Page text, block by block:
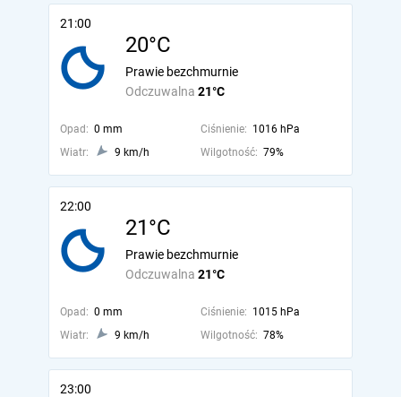
21:00
20°C
Odczuwalna 21°C
Prawie bezchmurnie
Opad: 0 mm Ciśnienie: 1016 hPa
Wiatr:
9 km/h Wilgotność: 79%
22:00
21°C
Odczuwalna 21°C
Prawie bezchmurnie
Opad: 0 mm Ciśnienie: 1015 hPa
Wiatr:
9 km/h Wilgotność: 78%
23:00